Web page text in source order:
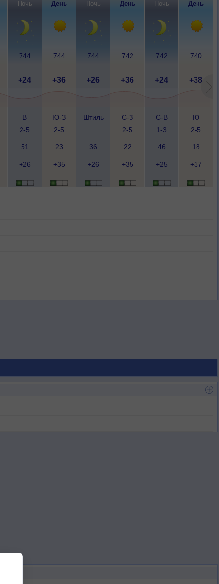
Ночь День Ночь День Ночь День
744 744 744 742 742 740
+24 +36 +26 +36 +24 +38
В
2-5
Ю-З
2-5
Штиль
С-З
2-5
С-В
1-3
Ю
2-5
51 23 36 22 46 18
+26 +35 +26 +35 +25 +37